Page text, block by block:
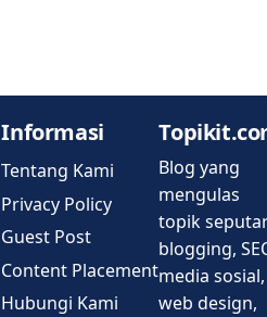
Informasi
Tentang Kami
Privacy Policy
Guest Post
Content Placement
Hubungi Kami
Blog yang
mengulas
topik
blogging,
media sosial,
web design,